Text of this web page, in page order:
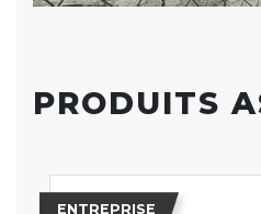
PRODUITS
ENTREPRISE